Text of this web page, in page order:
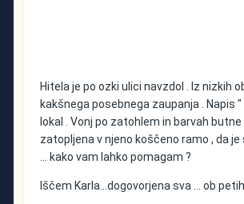
Hitela je po ozki ulici navzdol . Iz nizkih
kakšnega posebnega zaupanja . Napis
lokal . Vonj po zatohlem in barvah
zatopljena v njeno koščeno ramo , da
… kako vam lahko pomagam ?
Iščem Karla...dogovorjena sva ... ob petih .